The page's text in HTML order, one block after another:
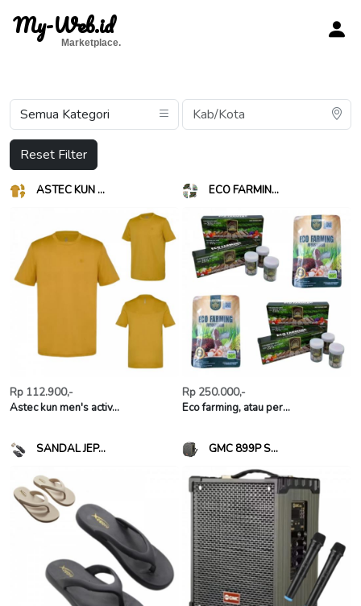
My-Web.id
Marketplace.
Reset Filter
ASTEC KUN ...
Rp 112.900,-
Astec kun men's activ...
ECO FARMIN...
Rp 250.000,-
Eco farming, atau per...
SANDAL JEP... GMC 899P S...